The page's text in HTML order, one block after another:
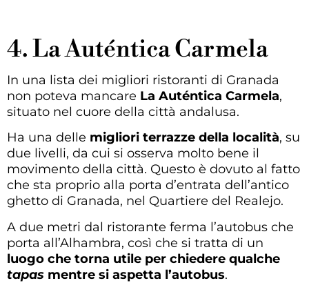
4. La Auténtica Carmela
In una lista dei migliori ristoranti di Granada
non poteva mancare La Auténtica Carmela,
situato nel cuore della città andalusa.
Ha una delle migliori terrazze della località, su
due livelli, da cui si osserva molto bene il
movimento della città. Questo è dovuto al fatto
che sta proprio alla porta d’entrata dell’antico
ghetto di Granada, nel Quartiere del Realejo.
A due metri dal ristorante ferma l’autobus che
porta all’Alhambra, così che si tratta di un
luogo che torna utile per chiedere qualche
tapas mentre si aspetta l’autobus.